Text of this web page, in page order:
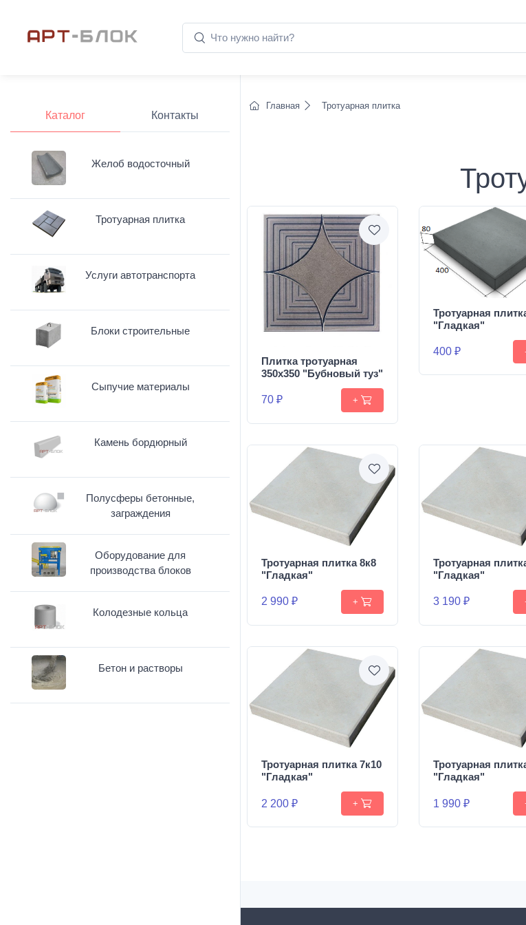
Главная Тротуарная плитка
Плитка тротуарная
350х350 "Бубновый туз"
70 ₽ +
Тротуарная
"Гладкая"
400 ₽
Тротуарная плитка 8к8
"Гладкая"
2 990 ₽ +
Тротуарная
"Гладкая"
3 190 ₽
Тротуарная плитка 7к10
"Гладкая"
2 200 ₽ +
Тротуарная
"Гладкая"
1 990 ₽
Каталог Контакты
Желоб водосточный
Тротуарная плитка
Услуги автотранспорта
Блоки строительные
Сыпучие материалы
Камень бордюрный
Полусферы бетонные,
заграждения
Оборудование для
производства блоков
Колодезные кольца
Бетон и растворы